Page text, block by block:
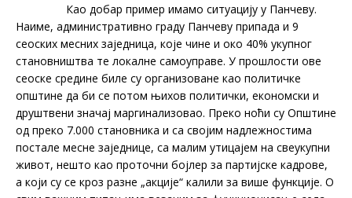
Као добар пример имамо ситуацију у Панчеву.
Наиме, административно граду Панчеву припада и 9
сеоских месних заједница, које чине и око 40% укупног
становништва те локалне самоуправе. У прошлости ове
сеоске средине биле су организоване као политичке
општине да би се потом њихов политички, економски и
друштвени значај маргинализовао. Преко ноћи су Општине
од преко 7.000 становника и са својим надлежностима
постале месне заједнице, са малим утицајем на свеукупни
живот, нешто као проточни бојлер за партијске кадрове,
а који су се кроз разне „акције“ калили за више функције. О